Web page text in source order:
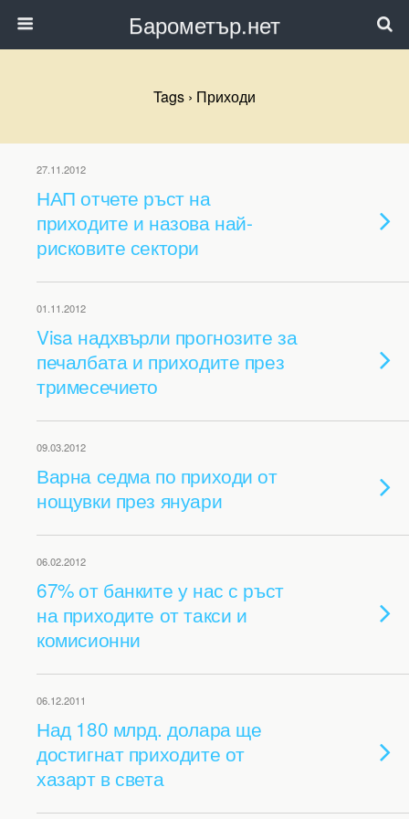
Барометър.нет
Tags › Приходи
27.11.2012
НАП отчете ръст на
приходите и назова най-
рисковите сектори
01.11.2012
Visa надхвърли прогнозите за
печалбата и приходите през
тримесечието
09.03.2012
Варна седма по приходи от
нощувки през януари
06.02.2012
67% от банките у нас с ръст
на приходите от такси и
комисионни
06.12.2011
Над 180 млрд. долара ще
достигнат приходите от
хазарт в света